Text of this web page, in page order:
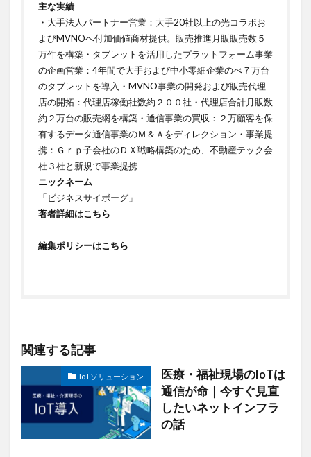
主な実績
・大手法人パートナー営業：大手20社以上の光コラボお
よびMVNOへ付加価値商材提供。販売推進月販販売数５
万件を構築・タブレットを活用したプラットフォーム事業
の企画営業：4年間で大手および中小零細企業のべ７万台
のタブレットを導入・MVNO事業の開発および販売代理
店の開拓：代理店稼働社数約２００社・代理店合計月販数
約２万台の販売網を構築・通信事業の買収：２万顧客を保
有するデータ通信事業のＭ＆Ａをディレクション・事業提
携：Ｇｒｐ子会社のＤＸ戦略構築のため、不動産テック会
社３社と新規で事業提携
ニックネーム
「ビジネスサイボーグ」
著者詳細はこちら
編集ポリシーはこちら
関連する記事
IoTソリューション
医療・福祉現場のIoTは
通信が命｜今すぐ見直
したいネットインフラ
の話